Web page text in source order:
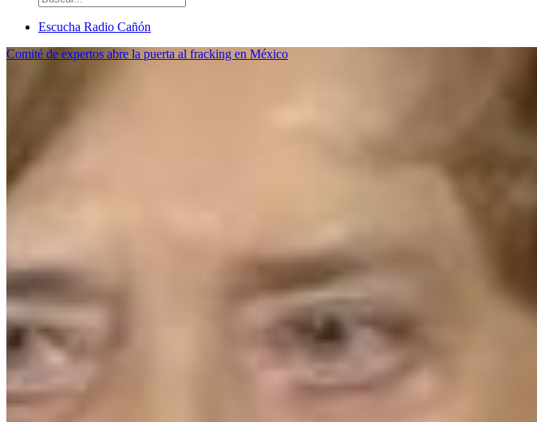
Escucha Radio Cañón
Comité de expertos abre la puerta al fracking en México